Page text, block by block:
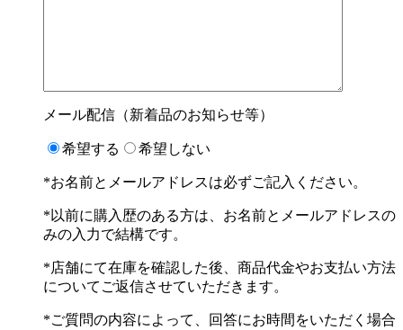
メール配信（新着品のお知らせ等）
希望する 希望しない
*お名前とメールアドレスは必ずご記入ください。
*以前に購入歴のある方は、お名前とメールアドレスの
みの入力で結構です。
*店舗にて在庫を確認した後、商品代金やお支払い方法
についてご返信させていただきます。
*ご質問の内容によって、回答にお時間をいただく場合